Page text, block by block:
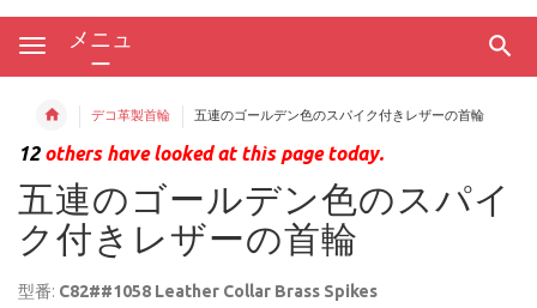
メニュ
ー
デコ革製首輪 五連のゴールデン色のスパイク付きレザーの首輪
12others have looked at this page today.
五連のゴールデン色のスパイ
ク付きレザーの首輪
型番: C82##1058 Leather Collar Brass Spikes